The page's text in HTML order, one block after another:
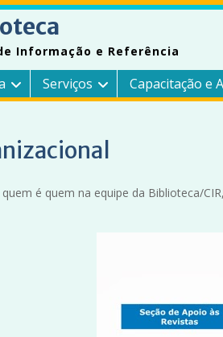
Informação e Referência
Serviços Capacitação e
é quem na equipe da Biblioteca/